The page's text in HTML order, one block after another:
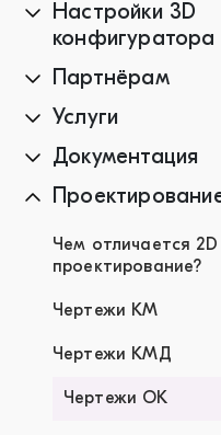
Настройки 3D
конфигуратора
Партнёрам
Услуги
Документация
Чем отличается
проектирование?
Чертежи КМ
Чертежи КМД
Чертежи ОК